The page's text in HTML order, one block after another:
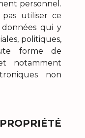
personnel.
pas utiliser ce
qui y
politiques,
forme de
notamment
non